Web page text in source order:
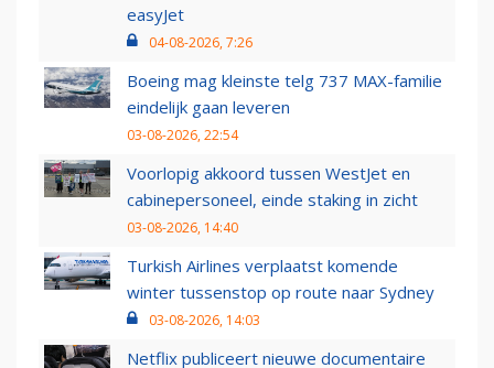
easyJet
04-08-2026, 7:26
Boeing mag kleinste telg 737 MAX-familie
eindelijk gaan leveren
03-08-2026, 22:54
Voorlopig akkoord tussen WestJet en
cabinepersoneel, einde staking in zicht
03-08-2026, 14:40
Turkish Airlines verplaatst komende
winter tussenstop op route naar Sydney
03-08-2026, 14:03
Netflix publiceert nieuwe documentaire